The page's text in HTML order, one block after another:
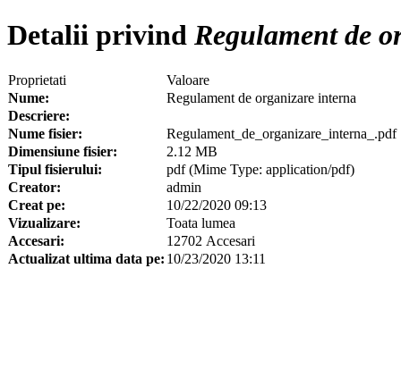
Detalii privind Regulament de
Proprietati
Valoare
Nume:
Regulament de organizare interna
Descriere:
Nume fisier:
Regulament_de_organizare_interna_.pdf
Dimensiune fisier:
2.12 MB
Tipul fisierului:
pdf (Mime Type: application/pdf)
Creator:
admin
Creat pe:
10/22/2020 09:13
Vizualizare:
Toata lumea
Accesari:
12702 Accesari
Actualizat ultima data pe: 10/23/2020 13:11